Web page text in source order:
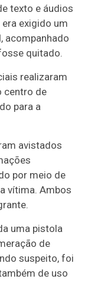
texto e áudios
exigido um
acompanhado
quitado.
realizaram
centro de
para a
avistados
por meio de
vítima. Ambos
uma pistola
de
suspeito, foi
de uso